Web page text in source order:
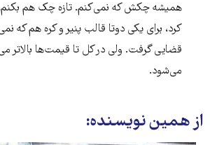
همیشه چکش که نمی‌کنم. تازه چک هم
کرد، برای یکی دوتا قالب پنیر و کره هم که
قضایی گرفت. ولی در کل تا قیمت‌ها بالاتر
می‌شود.
از همین نویسنده: